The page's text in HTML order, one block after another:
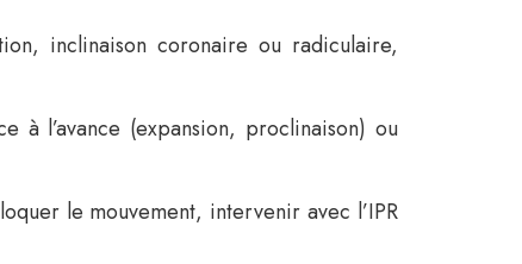
inclinaison coronaire ou radiculaire,
à l’avance (expansion, proclinaison) ou
le mouvement, intervenir avec l’IPR